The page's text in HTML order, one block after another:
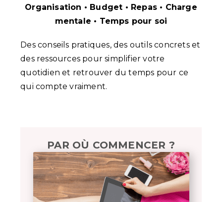
Organisation • Budget • Repas • Charge
mentale • Temps pour soi
Des conseils pratiques, des outils concrets et
des ressources pour simplifier votre
quotidien et retrouver du temps pour ce
qui compte vraiment.
PAR OÙ COMMENCER ?